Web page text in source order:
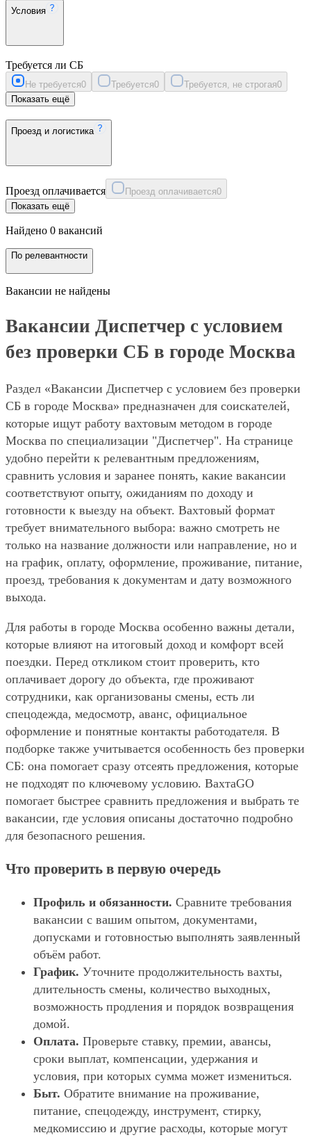
Условия
Требуется ли СБ
Не требуется0 Требуется0 Требуется, не строгая0
Показать ещё
Проезд и логистика
Проезд оплачивается Проезд оплачивается0
Показать ещё
Найдено 0 вакансий
По релевантности
Вакансии не найдены
Вакансии Диспетчер с условием
без проверки СБ в городе Москва
Раздел «Вакансии Диспетчер с условием без проверки
СБ в городе Москва» предназначен для соискателей,
которые ищут работу вахтовым методом в городе
Москва по специализации "Диспетчер". На странице
удобно перейти к релевантным предложениям,
сравнить условия и заранее понять, какие вакансии
соответствуют опыту, ожиданиям по доходу и
готовности к выезду на объект. Вахтовый формат
требует внимательного выбора: важно смотреть не
только на название должности или направление, но и
на график, оплату, оформление, проживание, питание,
проезд, требования к документам и дату возможного
выхода.
Для работы в городе Москва особенно важны детали,
которые влияют на итоговый доход и комфорт всей
поездки. Перед откликом стоит проверить, кто
оплачивает дорогу до объекта, где проживают
сотрудники, как организованы смены, есть ли
спецодежда, медосмотр, аванс, официальное
оформление и понятные контакты работодателя. В
подборке также учитывается особенность без проверки
СБ: она помогает сразу отсеять предложения, которые
не подходят по ключевому условию. ВахтаGO
помогает быстрее сравнить предложения и выбрать те
вакансии, где условия описаны достаточно подробно
для безопасного решения.
Что проверить в первую очередь
Профиль и обязанности. Сравните требования
вакансии с вашим опытом, документами,
допусками и готовностью выполнять заявленный
объём работ.
График. Уточните продолжительность вахты,
длительность смены, количество выходных,
возможность продления и порядок возвращения
домой.
Оплата. Проверьте ставку, премии, авансы,
сроки выплат, компенсации, удержания и
условия, при которых сумма может измениться.
Быт. Обратите внимание на проживание,
питание, спецодежду, инструмент, стирку,
медкомиссию и другие расходы, которые могут